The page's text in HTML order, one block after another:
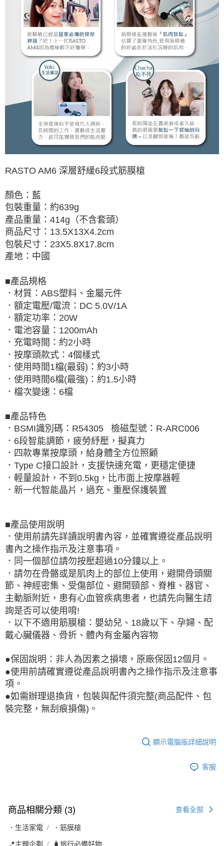
RASTO AM6 深層舒緩6段式筋膜槍
顏色：藍
包裝重量：約639g
產品重量：414g（不含套頭）
商品尺寸：13.5X13X4.2cm
包裝尺寸：23X5.8X17.8cm
產地：中國
■產品規格
．材質：ABS塑料、金屬元件
．額定電壓/電流：DC 5.0V/1A
．額定功率：20W
．電池容量：1200mAh
．充電時間：約2小時
．按摩頭款式：4個樣式
．使用時間1檔(最弱)：約3小時
．使用時間6檔(最強)：約1.5小時
．檔次變速：6檔
■產品特色
．BSMI識別碼：R54305 檢磁型號：R-ARC006
．6段智能調節，疲勞紓壓，擬真力
．四款專業按摩頭，給身體全方位照顧
．Type C接口設計，支援快速充電，更穩定便捷
．輕量設計，不到0.5kg，比市面上按摩器輕
．新一代智能晶片，過充、重壓保護裝置
■產品使用說明
．使用前請先詳讀說明書內容，並確實遵從產品說明
書內之操作指示及注意事項。
．同一個部位請勿按壓超過10分鐘以上。
．請勿在骨骼或是肌肉上的部位上使用，避開骨頭關
節、神經密集、受傷部位、避開頸部、脊椎、器官、
主動脈附近，患有心血管疾病患者，也請先向醫生諮
詢是否可以使用唷!
．以下不適用筋膜槍：嬰幼兒、18歲以下、孕婦、配
戴心臟儀器、骨折、體內有金屬內容物
●保固說明：非人為因素之損壞，原廠保固12個月。
●使用前請確實遵從產品說明書內之操作指示及注意事
項。
●如需辦理退換貨，包裝與配件須完整(商品配件、包
裝完整，無刮痕損傷)。
顯示電腦版詳細說明
客服
商品相關分類 (3) 查看全部
．生活家電 ．筋膜槍
📍主題企劃 🧳旅行必備好物